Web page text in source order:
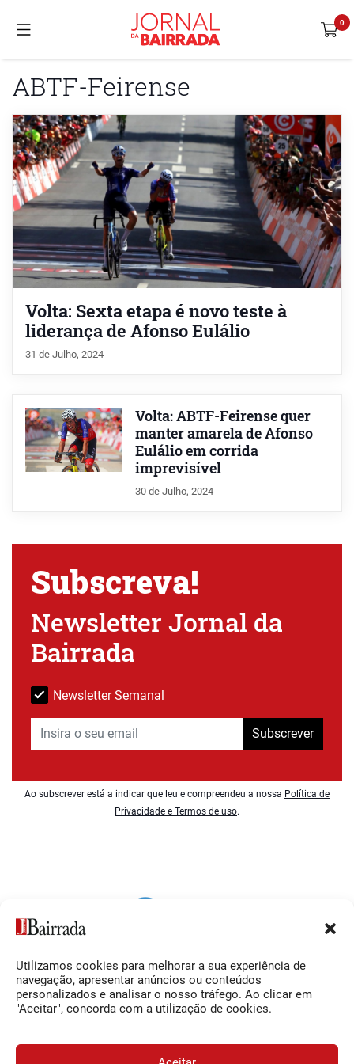
Utilizamos cookies para melhorar a sua experiência de
navegação, apresentar anúncios ou conteúdos
personalizados e analisar o nosso tráfego. Ao clicar em
"Aceitar", concorda com a utilização de cookies.
ABTF-Feirense
Volta: Sexta etapa é novo teste à
liderança de Afonso Eulálio
31 de Julho, 2024
Volta: ABTF-Feirense quer
manter amarela de Afonso
Eulálio em corrida
imprevisível
30 de Julho, 2024
Subscreva!
Newsletter Jornal da
Bairrada
Newsletter Semanal
Subscrever
Ao subscrever está a indicar que leu e compreendeu a nossa Política de
Privacidade e Termos de uso.
Siga-nos
Facebook
O Jornal da Bairrada
Contactos